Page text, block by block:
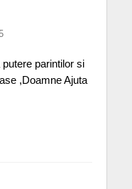
parintilor si
,Doamne Ajuta